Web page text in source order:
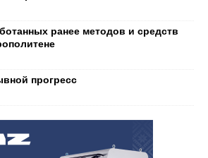
ранее методов и средств
прогресс